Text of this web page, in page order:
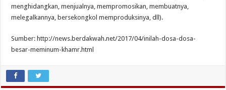
menghidangkan, menjualnya, mempromosikan, membuatnya,
melegalkannya, bersekongkol memproduksinya, dll).
Sumber: http://news.berdakwah.net/2017/04/inilah-dosa-dosa-
besar-meminum-khamr.html